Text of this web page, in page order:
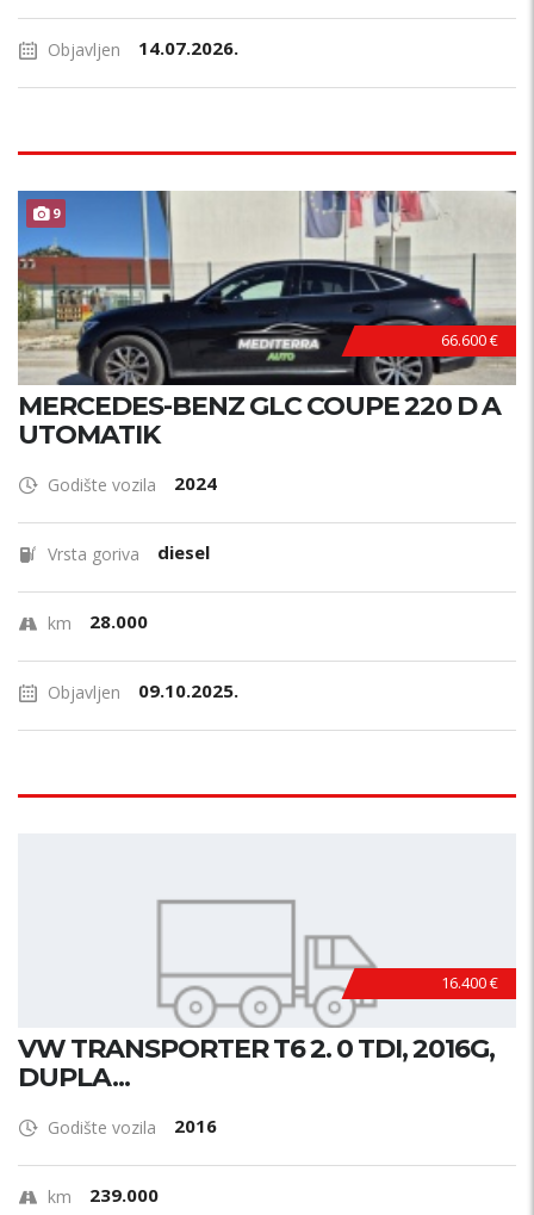
Objavljen 14.07.2026.
9 ODLIČAN !
66.600 €
MERCEDES-BENZ GLC COUPE 220 D A
UTOMATIK
Godište vozila 2024
Vrsta goriva diesel
km 28.000
Objavljen 09.10.2025.
16.400 €
VW TRANSPORTER T6 2. 0 TDI, 2016G,
DUPLA...
Godište vozila 2016
km 239.000